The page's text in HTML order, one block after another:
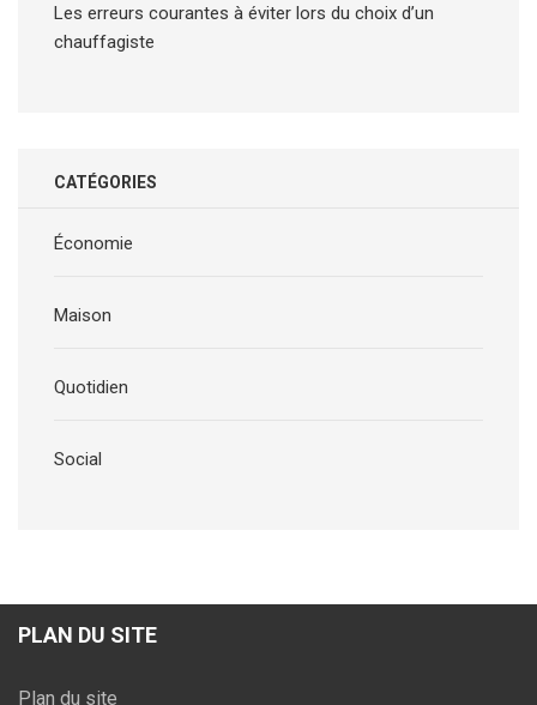
Les erreurs courantes à éviter lors du choix d’un
chauffagiste
CATÉGORIES
Économie
Maison
Quotidien
Social
PLAN DU SITE
Plan du site